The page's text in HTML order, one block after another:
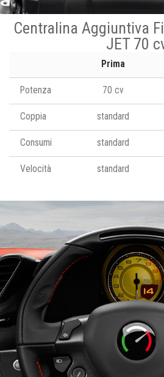
Centralina Aggiuntiva
JET 70
Prima
Potenza 70 cv
Coppia standard
Consumi standard
Velocità standard